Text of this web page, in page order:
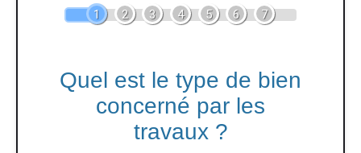
1 2 3 4 5 6 7
Quel est le type de bien
concerné par les
travaux ?